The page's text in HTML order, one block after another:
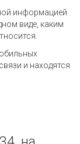
информацией
виде, каким
и находятся